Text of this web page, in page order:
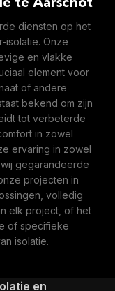
diensten op het
isolatie. Onze
en vlakke
element voor
of andere
bekend om zijn
tot verbeterde
in zowel
ervaring in zowel
gegarandeerde
projecten in
volledig
elk project, of het
of specifieke
isolatie.
en